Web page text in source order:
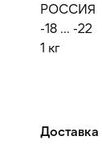
РОССИЯ
-18 ... -22
1 кг
Доставка